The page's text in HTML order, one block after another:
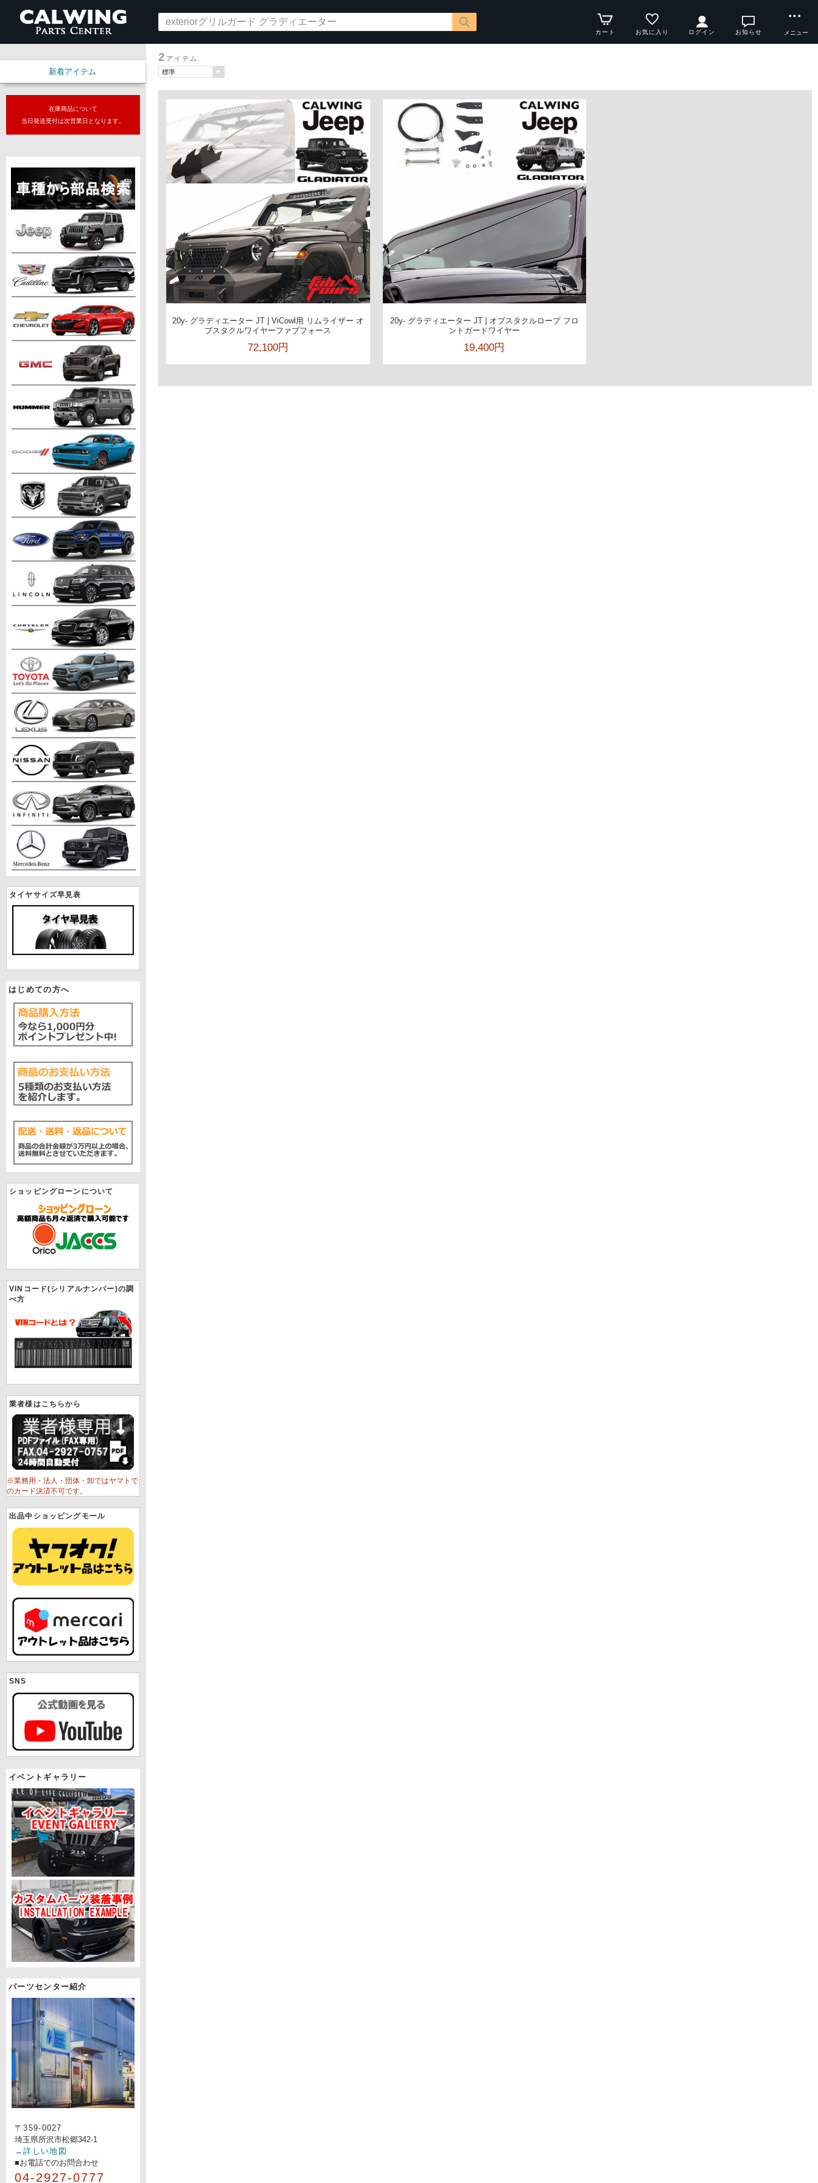
カート お気に入り ログイン お知らせ メニュー
新着アイテム
在庫商品について
当日発送受付は次営業日となります。
タイヤサイズ早見表
はじめての方へ
ショッピングローンについて
VINコード(シリアルナンバー)の調
べ方
業者様はこちらから
※業務用・法人・団体・卸ではヤマトで
のカード決済不可です。
出品中ショッピングモール
SNS
イベントギャラリー
パーツセンター紹介
〒359-0027
埼玉県所沢市松郷342-1
→詳しい地図
■お電話でのお問合わせ
04-2927-0777
2 アイテム
20y- グラディエーター JT | ViCowl用 リムライザー オ
ブスタクルワイヤーファブフォース
72,100円
20y- グラディエーター JT | オブスタクルロープ フロ
ントガードワイヤー
19,400円